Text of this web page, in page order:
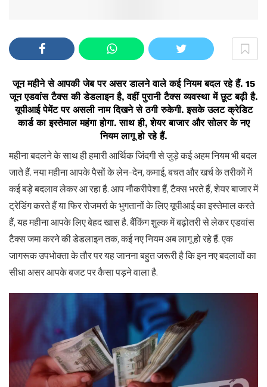
जून महीने से आपकी जेब पर असर डालने वाले कई नियम बदल रहे हैं. 15
जून एडवांस टैक्स की डेडलाइन है, वहीं पुरानी टैक्स व्यवस्था में छूट बढ़ी है.
यूपीआई पेमेंट पर असली नाम दिखने से ठगी रुकेगी. इसके उलट क्रेडिट
कार्ड का इस्तेमाल महंगा होगा. साथ ही, शेयर बाजार और सोलर के नए
नियम लागू हो रहे हैं.
महीना बदलने के साथ ही हमारी आर्थिक जिंदगी से जुड़े कई अहम नियम भी बदल
जाते हैं. नया महीना आपके पैसों के लेन-देन, कमाई, बचत और खर्च के तरीकों में
कई बड़े बदलाव लेकर आ रहा है. आप नौकरीपेशा हैं, टैक्स भरते हैं, शेयर बाजार में
ट्रेडिंग करते हैं या फिर रोजमर्रा के भुगतानों के लिए यूपीआई का इस्तेमाल करते
हैं, यह महीना आपके लिए बेहद खास है. बैंकिंग शुल्क में बढ़ोतरी से लेकर एडवांस
टैक्स जमा करने की डेडलाइन तक, कई नए नियम अब लागू हो रहे हैं. एक
जागरूक उपभोक्ता के तौर पर यह जानना बहुत जरूरी है कि इन नए बदलावों का
सीधा असर आपके बजट पर कैसा पड़ने वाला है.